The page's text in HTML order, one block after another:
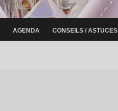
AGENDA CONSEILS / ASTUCES